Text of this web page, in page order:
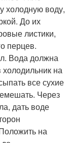
холодную воду,
До их
листики,
перцев.
Вода должна
на
все сухие
Через
дать воде
на